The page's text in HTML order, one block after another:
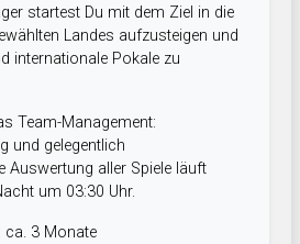
startest Du mit dem Ziel in die
Landes aufzusteigen und
internationale Pokale zu
Team-Management:
und gelegentlich
Auswertung aller Spiele läuft
um 03:30 Uhr.
ca. 3 Monate